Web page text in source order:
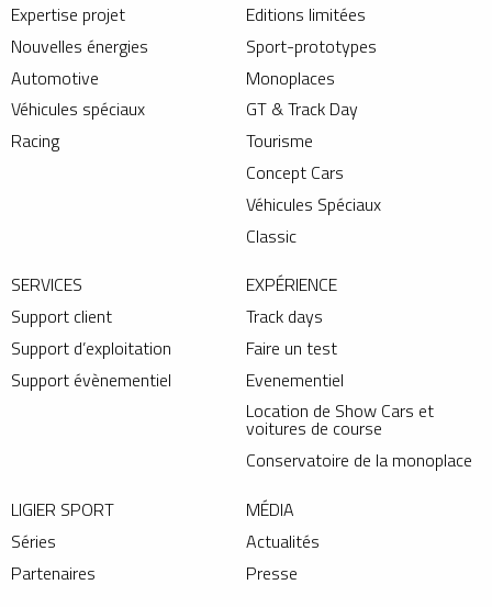
Expertise projet
Nouvelles énergies
Automotive
Véhicules spéciaux
Racing
Editions limitées
Sport-prototypes
Monoplaces
GT & Track Day
Tourisme
Concept Cars
Véhicules Spéciaux
Classic
SERVICES
Support client
Support d’exploitation
Support évènementiel
EXPÉRIENCE
Track days
Faire un test
Evenementiel
Location de Show Cars et
voitures de course
Conservatoire de la monoplace
LIGIER SPORT
Séries
Partenaires
MÉDIA
Actualités
Presse